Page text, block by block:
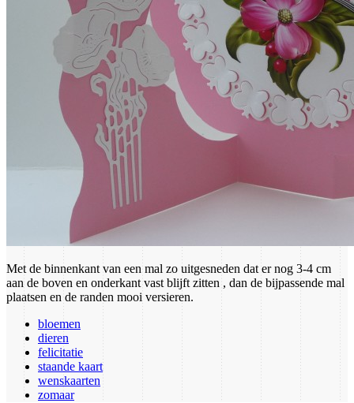
Met de binnenkant van een mal zo uitgesneden dat er nog 3-4 cm
aan de boven en onderkant vast blijft zitten , dan de bijpassende mal
plaatsen en de randen mooi versieren.
bloemen
dieren
felicitatie
staande kaart
wenskaarten
zomaar